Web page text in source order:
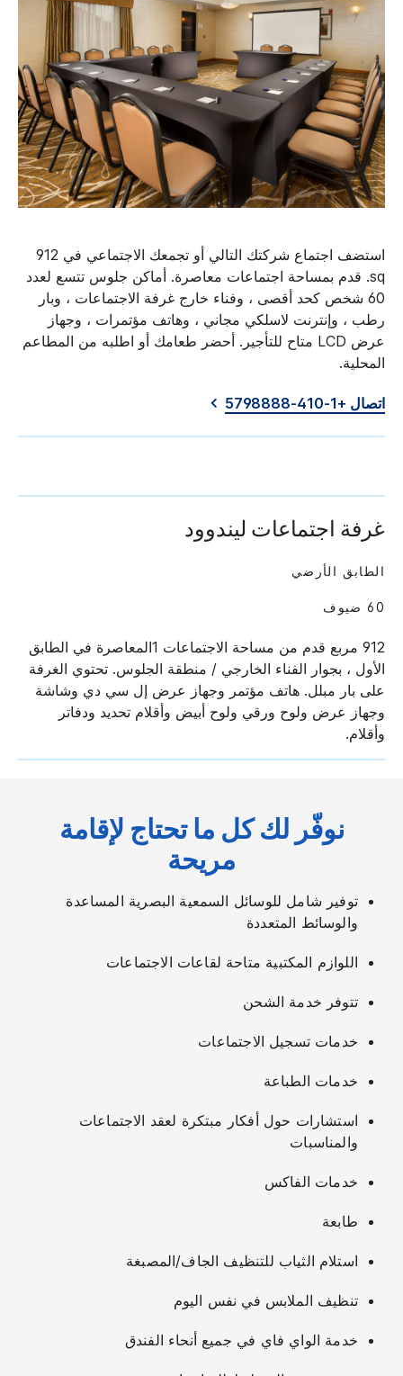
استضف اجتماع شركتك التالي أو تجمعك الاجتماعي في 912
sq. قدم بمساحة اجتماعات معاصرة. أماكن جلوس تتسع لعدد
60 شخص كحد أقصى ، وفناء خارج غرفة الاجتماعات ، وبار
رطب ، وإنترنت لاسلكي مجاني ، وهاتف مؤتمرات ، وجهاز
عرض LCD متاح للتأجير. أحضر طعامك أو اطلبه من المطاعم
المحلية.
اتصال +1-410-5798888
غرفة اجتماعات ليندوود
912 مربع قدم من مساحة الاجتماعات 1المعاصرة في الطابق
الأول ، بجوار الفناء الخارجي / منطقة الجلوس. تحتوي الغرفة
على بار مبلل. هاتف مؤتمر وجهاز عرض إل سي دي وشاشة
وجهاز عرض ولوح ورقي ولوح أبيض وأقلام تحديد ودفاتر
وأقلام.
الطابق الأرضي
60 ضيوف
نوفّر لك كل ما تحتاج لإقامة
مريحة
توفير شامل للوسائل السمعية البصرية المساعدة
والوسائط المتعددة
اللوازم المكتبية متاحة لقاعات الاجتماعات
تتوفر خدمة الشحن
خدمات تسجيل الاجتماعات
خدمات الطباعة
استشارات حول أفكار مبتكرة لعقد الاجتماعات
والمناسبات
خدمات الفاكس
طابعة
استلام الثياب للتنظيف الجاف/المصبغة
تنظيف الملابس في نفس اليوم
خدمة الواي فاي في جميع أنحاء الفندق